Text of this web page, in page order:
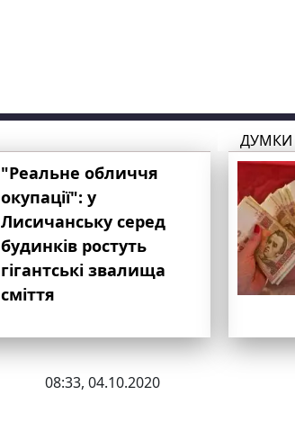
"Реальне обличчя
окупації": у
Лисичанську серед
будинків ростуть
гігантські звалища
сміття
ДУМКИ
08:33, 04.10.2020